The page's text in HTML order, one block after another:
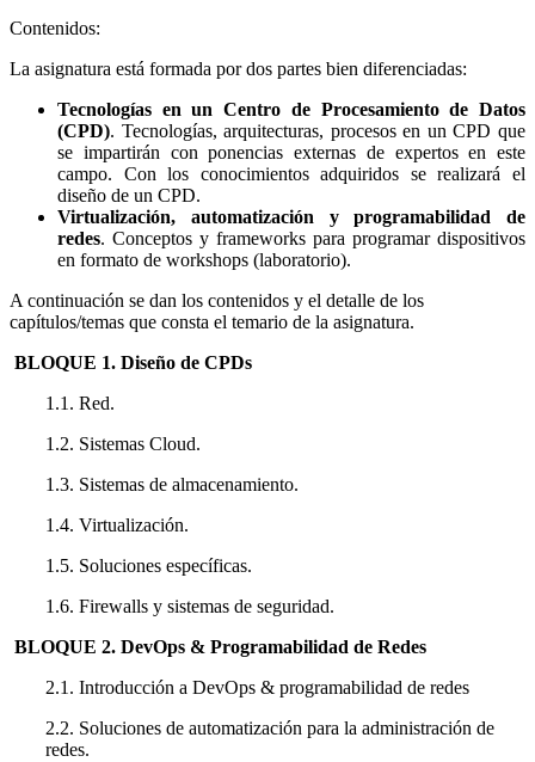
Contenidos:
La asignatura está formada por dos partes bien diferenciadas:
Tecnologías en un Centro de Procesamiento de Datos
(CPD). Tecnologías, arquitecturas, procesos en un CPD que
se impartirán con ponencias externas de expertos en este
campo. Con los conocimientos adquiridos se realizará el
diseño de un CPD.
Virtualización, automatización y programabilidad de
redes. Conceptos y frameworks para programar dispositivos
en formato de workshops (laboratorio).
A continuación se dan los contenidos y el detalle de los
capítulos/temas que consta el temario de la asignatura.
BLOQUE 1. Diseño de CPDs
1.1. Red.
1.2. Sistemas Cloud.
1.3. Sistemas de almacenamiento.
1.4. Virtualización.
1.5. Soluciones específicas.
1.6. Firewalls y sistemas de seguridad.
BLOQUE 2. DevOps & Programabilidad de Redes
2.1. Introducción a DevOps & programabilidad de redes
2.2. Soluciones de automatización para la administración de
redes.